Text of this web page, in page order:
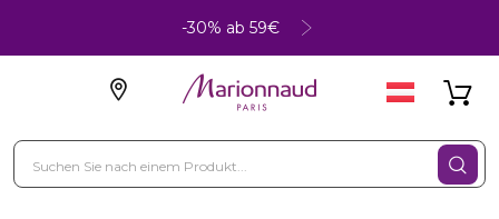
-30% ab 59€